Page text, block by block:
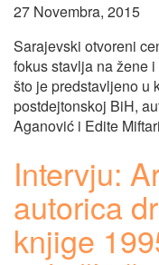
27 Novembra, 2015
Sarajevski otvoreni
fokus stavlja na žene
što je predstavljeno u
postdejtonskoj BiH,
Aganović i Edite
Intervju:
autorica
knjige